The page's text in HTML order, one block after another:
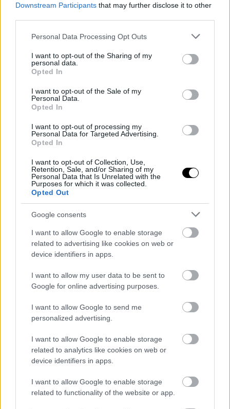
Downstream Participants that may further disclose it to other
Please note that this website/app uses one or more Google
not limited to your visit or usage behaviour. You may click to
grant or deny consent to Google and its third-party tags to
use your data for below specified purposes in below Google
consent section.
Personal Data Processing Opt Outs
I want to opt-out of the Sharing of my
personal data.
Opted In
I want to opt-out of the Sale of my
Personal Data.
Opted In
I want to opt-out of processing my
Personal Data for Targeted Advertising.
Opted In
I want to opt-out of Collection, Use,
Retention, Sale, and/or Sharing of my
Personal Data that Is Unrelated with the
Purposes for which it was collected.
Opted Out
Google consents
I want to allow Google to enable storage
related to advertising like cookies on web or
device identifiers in apps.
I want to allow my user data to be sent to
Google for online advertising purposes.
I want to allow Google to send me
personalized advertising.
I want to allow Google to enable storage
related to analytics like cookies on web or
device identifiers in apps.
I want to allow Google to enable storage
related to functionality of the website or app.
2022 στο μικροσκόπιο: είναι όλα όσα οι
.. 30 >
ΕΠΙΚΑΙΡΟΤΗΤΑ
στόχος κυρίως το Xbox
Σχεδόν 5000 υπάλληλοι χάνουν την δουλειά τους μέσα στο
επόμενο 12μηνο, 35000 συνολικά τα τελευταία τέσσερα χρόνια